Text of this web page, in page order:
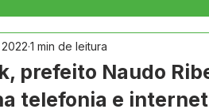
Administração e Finanças
prefeito Naudo
telefonia e internet
1 min de leitura